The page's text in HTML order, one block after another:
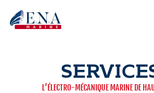
L’ÉLECTRO-MÉCANIQUE MARINE DE